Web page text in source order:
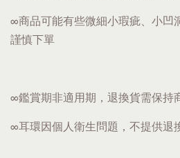
∞商品可能有些微細小瑕疵、小凹
謹慎下單
∞鑑賞期非適用期，退換貨需保持
∞耳環因個人衛生問題，不提供退